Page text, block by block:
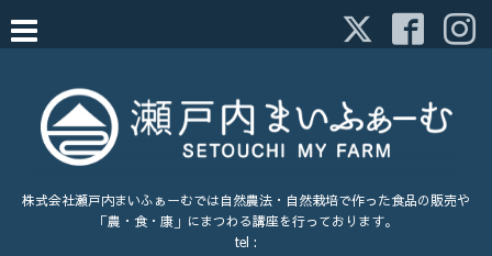
株式会社瀬戸内まいふぁーむでは自然農法・自然栽培で作った食品の販売や
「農・食・康」にまつわる講座を行っております。
tel :